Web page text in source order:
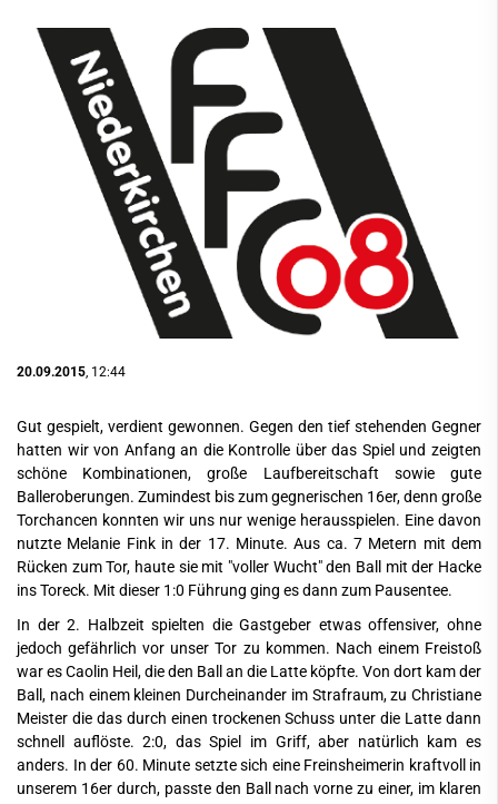
20.09.2015 , 12:44
Gut gespielt, verdient gewonnen. Gegen den tief stehenden Gegner
hatten wir von Anfang an die Kontrolle über das Spiel und zeigten
schöne Kombinationen, große Laufbereitschaft sowie gute
Balleroberungen. Zumindest bis zum gegnerischen 16er, denn große
Torchancen konnten wir uns nur wenige herausspielen. Eine davon
nutzte Melanie Fink in der 17. Minute. Aus ca. 7 Metern mit dem
Rücken zum Tor, haute sie mit "voller Wucht" den Ball mit der Hacke
ins Toreck. Mit dieser 1:0 Führung ging es dann zum Pausentee.
In der 2. Halbzeit spielten die Gastgeber etwas offensiver, ohne
jedoch gefährlich vor unser Tor zu kommen. Nach einem Freistoß
war es Caolin Heil, die den Ball an die Latte köpfte. Von dort kam der
Ball, nach einem kleinen Durcheinander im Strafraum, zu Christiane
Meister die das durch einen trockenen Schuss unter die Latte dann
schnell auflöste. 2:0, das Spiel im Griff, aber natürlich kam es
anders. In der 60. Minute setzte sich eine Freinsheimerin kraftvoll in
unserem 16er durch, passte den Ball nach vorne zu einer, im klaren